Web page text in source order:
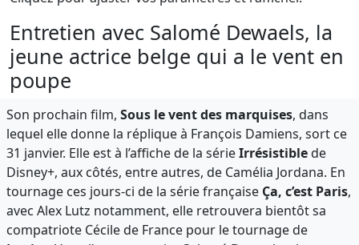
Entretien avec Salomé Dewaels, la
jeune actrice belge qui a le vent en
poupe
Son prochain film, Sous le vent des marquises, dans
lequel elle donne la réplique à François Damiens, sort ce
31 janvier. Elle est à l’affiche de la sérieIrrésistiblede
Disney+, aux côtés, entre autres, de Camélia Jordana. En
tournage ces jours-ci de la série française Ça, c’est Paris,
avec Alex Lutz notamment, elle retrouvera bientôt sa
compatriote Cécile de France pour le tournage de